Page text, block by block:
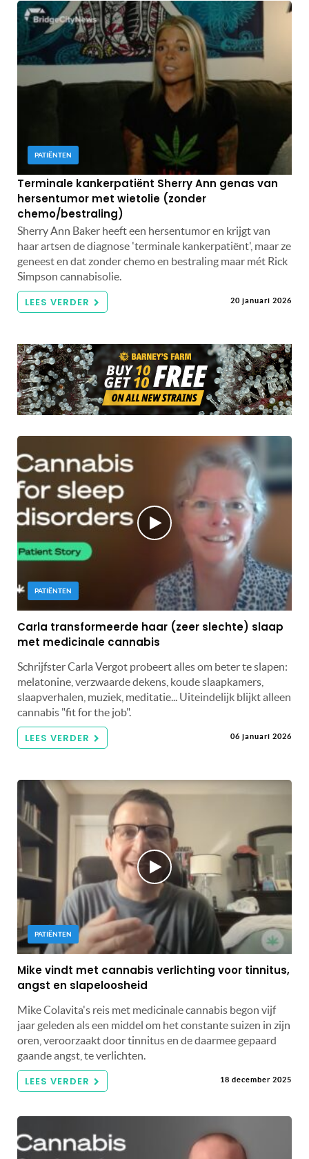
PATIËNTEN
Terminale kankerpatiënt Sherry Ann genas van
hersentumor met wietolie (zonder
chemo/bestraling)
Sherry Ann Baker heeft een hersentumor en krijgt van
haar artsen de diagnose 'terminale kankerpatiënt', maar ze
geneest en dat zonder chemo en bestraling maar mét Rick
Simpson cannabisolie.
LEES VERDER 20 januari 2026
PATIËNTEN
Carla transformeerde haar (zeer slechte) slaap
met medicinale cannabis
Schrijfster Carla Vergot probeert alles om beter te slapen:
melatonine, verzwaarde dekens, koude slaapkamers,
slaapverhalen, muziek, meditatie... Uiteindelijk blijkt alleen
cannabis "fit for the job".
LEES VERDER 06 januari 2026
PATIËNTEN
Mike vindt met cannabis verlichting voor tinnitus,
angst en slapeloosheid
Mike Colavita's reis met medicinale cannabis begon vijf
jaar geleden als een middel om het constante suizen in zijn
oren, veroorzaakt door tinnitus en de daarmee gepaard
gaande angst, te verlichten.
LEES VERDER 18 december 2025